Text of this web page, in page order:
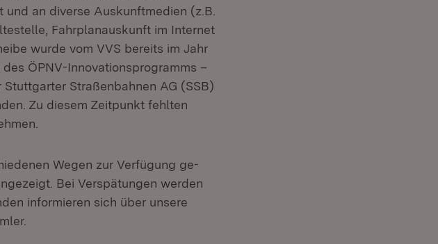
an diverse Auskunftmedien (z.B.
Fahrplanauskunft im Internet
wurde vom VVS bereits im Jahr
ÖPNV-Innovationsprogramms –
Straßenbahnen AG (SSB)
Zu diesem Zeitpunkt fehlten
Wegen zur Verfügung ge-
Bei Verspätungen werden
informieren sich über unsere